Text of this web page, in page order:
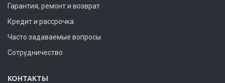
Гарантия, ремонт и возврат
Кредит и рассрочка
Часто задаваемые вопросы
Сотрудничество
КОНТАКТЫ